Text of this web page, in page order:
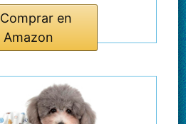
Comprar en
Amazon